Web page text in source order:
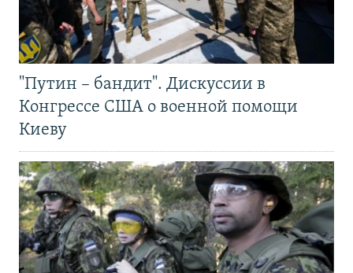
"Путин – бандит". Дискуссии в
Конгрессе США о военной помощи
Киеву